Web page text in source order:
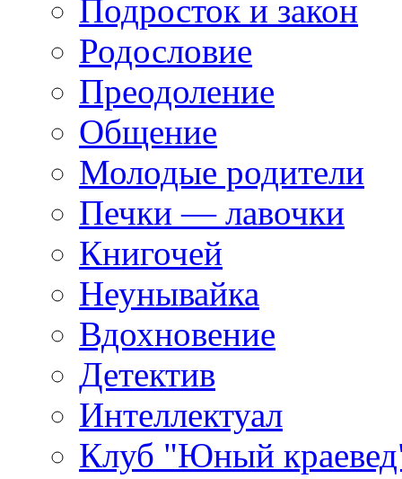
Подросток и закон
Родословие
Преодоление
Общение
Молодые родители
Печки — лавочки
Книгочей
Неунывайка
Вдохновение
Детектив
Интеллектуал
Клуб "Юный